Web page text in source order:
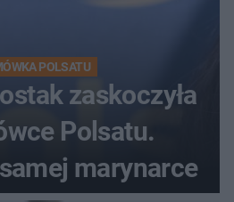
POLSATU
zaskoczyła
Polsatu.
marynarce